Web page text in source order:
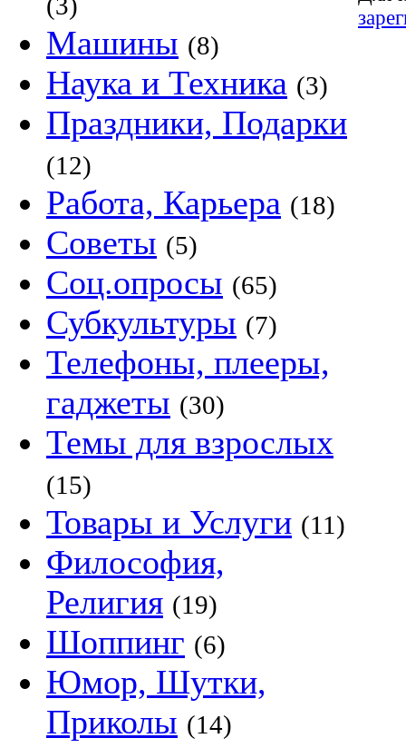
Машины (8)
Наука и Техника (3)
Праздники, Подарки
(12)
Работа, Карьера (18)
Советы (5)
Соц.опросы (65)
Субкультуры (7)
Телефоны, плееры,
гаджеты (30)
Темы для взрослых
(15)
Товары и Услуги (11)
Философия,
Религия (19)
Шоппинг (6)
Юмор, Шутки,
Приколы (14)